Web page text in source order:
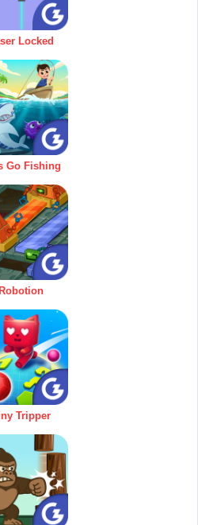
Locked
Go Fishing
Robotion
Tripper